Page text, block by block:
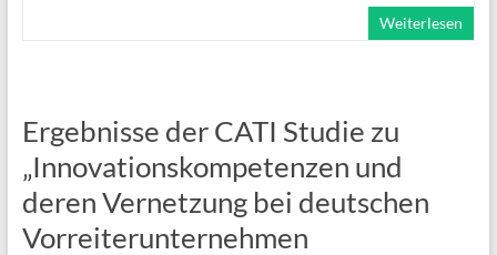
Weiterlesen
Ergebnisse der CATI Studie zu
„Innovationskompetenzen und
deren Vernetzung bei deutschen
Vorreiterunternehmen